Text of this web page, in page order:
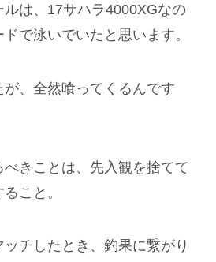
は、17サハラ4000XGなの
で泳いでいたと思います。
、全然喰ってくるんです
きことは、先入観を捨てて
こと。
チしたとき、釣果に繋がり